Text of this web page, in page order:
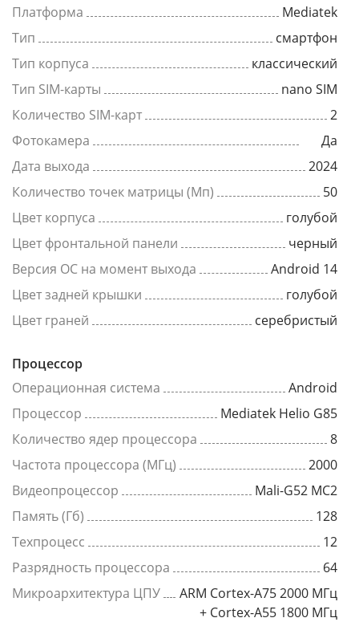
Платформа
Mediatek
Тип
смартфон
Тип корпуса
классический
Тип SIM-карты
nano SIM
Количество SIM-карт
2
Фотокамера
Да
Дата выхода
2024
Количество точек матрицы (Мп)
50
Цвет корпуса
голубой
Цвет фронтальной панели
черный
Версия ОС на момент выхода
Android 14
Цвет задней крышки
голубой
Цвет граней
серебристый
Процессор
Операционная система
Android
Процессор
Mediatek Helio G85
Количество ядер процессора
8
Частота процессора (МГц)
2000
Видеопроцессор
Mali-G52 MC2
Память (Гб)
128
Техпроцесс
12
Разрядность процессора
64
Микроархитектура ЦПУ
ARM Cortex-A75 2000 МГц
+ Cortex-A55 1800 МГц